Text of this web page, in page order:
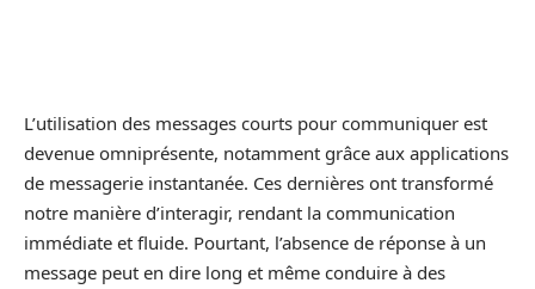
L’utilisation des messages courts pour communiquer est
devenue omniprésente, notamment grâce aux applications
de messagerie instantanée. Ces dernières ont transformé
notre manière d’interagir, rendant la communication
immédiate et fluide. Pourtant, l’absence de réponse à un
message peut en dire long et même conduire à des